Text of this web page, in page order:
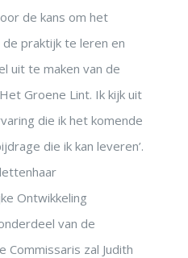
de kans om het
praktijk te leren en
uit te maken van de
Groene Lint. Ik kijk uit
die ik het komende
die ik kan leveren’.
Ontwikkeling
van de
Commissaris zal Judith